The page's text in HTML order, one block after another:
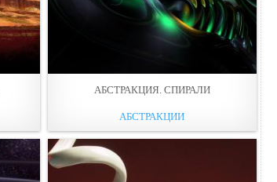
АБСТРАКЦИЯ. СПИРАЛИ
АБСТРАКЦИИ